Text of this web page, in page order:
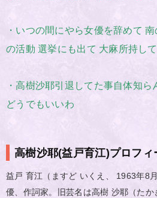
・いつの間にやら女優を辞めて
の活動 選挙にも出て 大麻所持し
・高樹沙耶引退してた事自体知ら
どうでもいいわ
高樹沙耶(益戸育江)プロフィ
益戸 育江（ますど いくえ、 1963年8
優、作詞家。旧芸名は高樹 沙耶（た